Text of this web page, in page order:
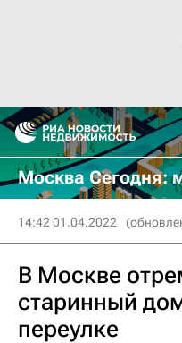
Москва Сегодня:
14:42 01.04.2022
В Москве
старинный
переулке